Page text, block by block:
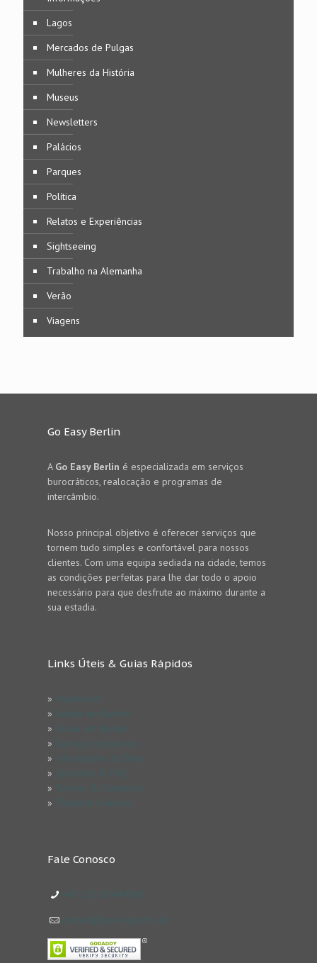
Lagos
Mercados de Pulgas
Mulheres da História
Museus
Newsletters
Palácios
Parques
Política
Relatos e Experiências
Sightseeing
Trabalho na Alemanha
Verão
Viagens
Go Easy Berlin
A Go Easy Berlin é especializada em serviços
burocráticos, realocação e programas de
intercâmbio.
Nosso principal objetivo é oferecer serviços que
tornem tudo simples e confortável para nossos
clientes. Com uma equipa sediada na cidade, temos
as condições perfeitas para lhe dar todo o apoio
necessário para que desfrute ao máximo durante a
sua estadia.
Links Úteis & Guias Rápidos
»
»
»
»
»
»
»
»
Fale Conosco